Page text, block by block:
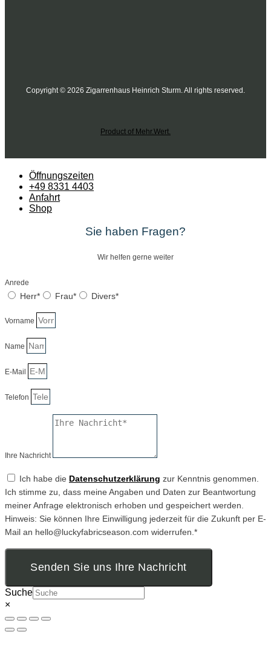
Copyright © 2026 Zigarrenhaus Heinrich Sturm. All rights reserved.
Product of Mehr.Wert.
Öffnungszeiten
+49 8331 4403
Anfahrt
Shop
Sie haben Fragen?
Wir helfen gerne weiter
Anrede
Herr* Frau* Divers*
Vorname
Name
E-Mail
Telefon
Ihre Nachricht
Ich habe die Datenschutzerklärung zur Kenntnis genommen.
Ich stimme zu, dass meine Angaben und Daten zur Beantwortung
meiner Anfrage elektronisch erhoben und gespeichert werden.
Hinweis: Sie können Ihre Einwilligung jederzeit für die Zukunft per E-
Mail an hello@luckyfabricseason.com widerrufen.*
Senden Sie uns Ihre Nachricht
Suche
×